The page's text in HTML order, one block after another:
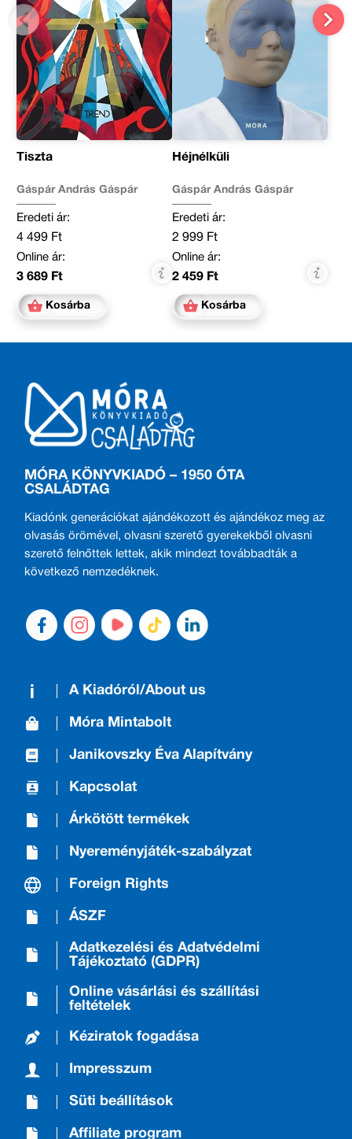
Tiszta
Gáspár András Gáspár
Eredeti ár:
4 499 Ft
Online ár:
3 689 Ft
Kosárba
Héjnélküli
Gáspár András Gáspár
Eredeti ár:
2 999 Ft
Online ár:
2 459 Ft
Kosárba
MÓRA KÖNYVKIADÓ – 1950 ÓTA
CSALÁDTAG
Kiadónk generációkat ajándékozott és ajándékoz meg az
olvasás örömével, olvasni szerető gyerekekből olvasni
szerető felnőttek lettek, akik mindezt továbbadták a
következő nemzedéknek.
A Kiadóról/About us
Móra Mintabolt
Janikovszky Éva Alapítvány
Kapcsolat
Árkötött termékek
Nyereményjáték-szabályzat
Foreign Rights
ÁSZF
Adatkezelési és Adatvédelmi
Tájékoztató (GDPR)
Online vásárlási és szállítási
feltételek
Kéziratok fogadása
Impresszum
Süti beállítások
Affiliate program